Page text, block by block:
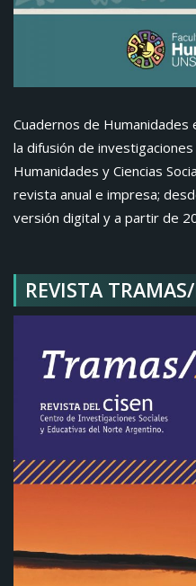
Cuadernos de Humanidades
la difusión de
Humanidades y Ciencias
revista anual e impresa;
versión digital y a partir de
REVISTA